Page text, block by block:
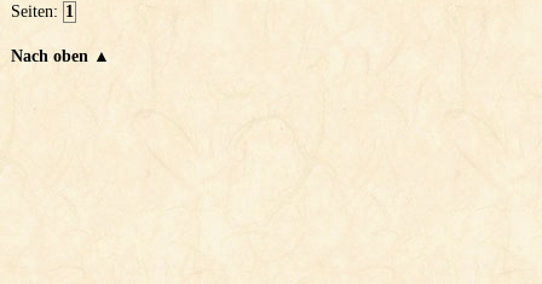
Seiten: 1
Nach oben ▲